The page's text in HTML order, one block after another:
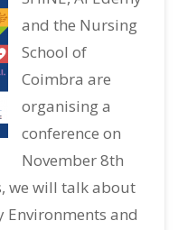
and the Nursing
School of
Coimbra are
organising a
conference on
November 8th
we will talk about
and